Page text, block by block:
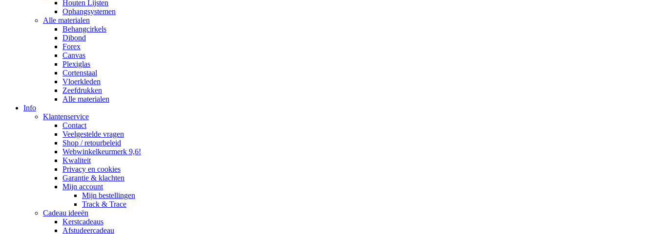
Houten Lijsten
Ophangsystemen
Alle materialen
Behangcirkels
Dibond
Forex
Canvas
Plexiglas
Cortenstaal
Vloerkleden
Zeefdrukken
Alle materialen
Info
Klantenservice
Contact
Veelgestelde vragen
Shop / retourbeleid
Webwinkelkeurmerk 9,6!
Kwaliteit
Privacy en cookies
Garantie & klachten
Mijn account
Mijn bestellingen
Track & Trace
Cadeau ideeën
Kerstcadeaus
Afstudeercadeau